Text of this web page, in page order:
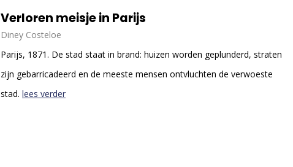
Verloren meisje in Parijs
Diney Costeloe
Parijs, 1871. De stad staat in brand: huizen worden geplunderd, straten
zijn gebarricadeerd en de meeste mensen ontvluchten de verwoeste
stad. lees verder